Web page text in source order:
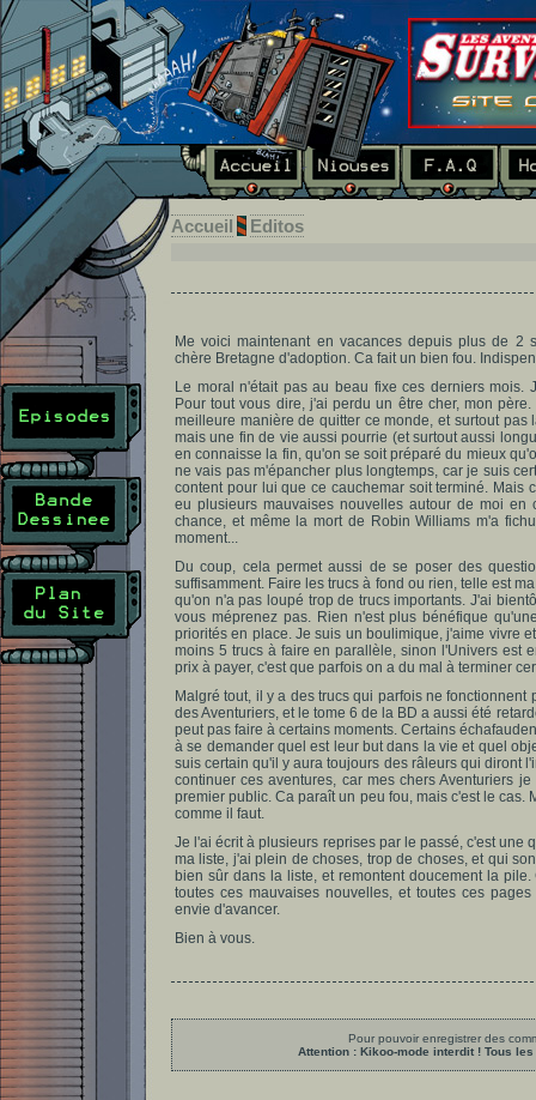
Accueil Editos
Me voici maintenant en vacances depuis plus de 2
chère Bretagne d'adoption. Ca fait un bien fou.
Le moral n'était pas au beau fixe ces derniers mois.
Pour tout vous dire, j'ai perdu un être cher, mon
meilleure manière de quitter ce monde, et surtout
mais une fin de vie aussi pourrie (et surtout aussi
en connaisse la fin, qu'on se soit préparé du mieux
ne vais pas m'épancher plus longtemps, car je suis
content pour lui que ce cauchemar soit terminé. Mais
eu plusieurs mauvaises nouvelles autour de moi
chance, et même la mort de Robin Williams m'a
moment...
Du coup, cela permet aussi de se poser des
suffisamment. Faire les trucs à fond ou rien, telle est
qu'on n'a pas loupé trop de trucs importants. J'ai
vous méprenez pas. Rien n'est plus bénéfique
priorités en place. Je suis un boulimique, j'aime vivre
moins 5 trucs à faire en parallèle, sinon l'Univers est
prix à payer, c'est que parfois on a du mal à terminer
Malgré tout, il y a des trucs qui parfois ne
des Aventuriers, et le tome 6 de la BD a aussi été
peut pas faire à certains moments. Certains
à se demander quel est leur but dans la vie et quel
suis certain qu'il y aura toujours des râleurs qui diront
continuer ces aventures, car mes chers Aventuriers
premier public. Ca paraît un peu fou, mais c'est le
comme il faut.
Je l'ai écrit à plusieurs reprises par le passé, c'est une
ma liste, j'ai plein de choses, trop de choses, et qui
bien sûr dans la liste, et remontent doucement la
toutes ces mauvaises nouvelles, et toutes ces
envie d'avancer.
Bien à vous.
Pour pouvoir enregistrer des
Attention : Kikoo-mode interdit ! Tous